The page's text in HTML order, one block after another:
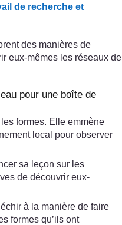
de recherche et
des manières de
eux-mêmes les réseaux de
pour une boîte de
formes. Elle emmène
local pour observer
sa leçon sur les
de découvrir eux-
à la manière de faire
formes qu’ils ont